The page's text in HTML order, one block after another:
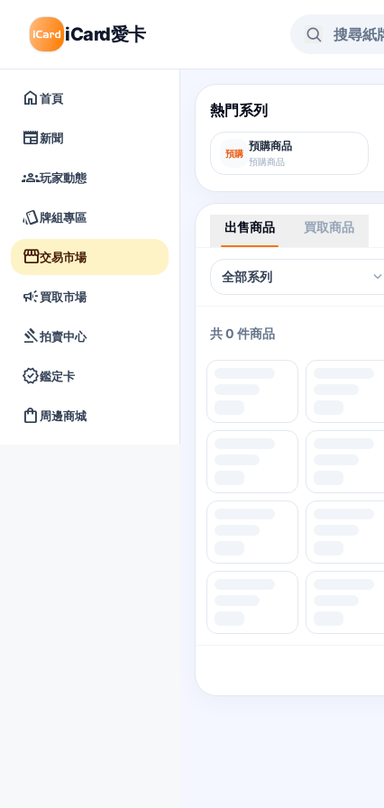
iCard愛卡
home首頁
newspaper新聞
groups玩家動態
style牌組專區
storefront交易市場
campaign買取市場
gavel拍賣中心
verified鑑定卡
shopping_bag 周邊商城
熱門系列
預購
預購商品
預購商品
出售商品 買取商品
全部系列 expand_more
共 0 件商品